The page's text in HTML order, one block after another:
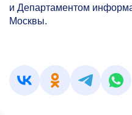
и Департаментом
Москвы.